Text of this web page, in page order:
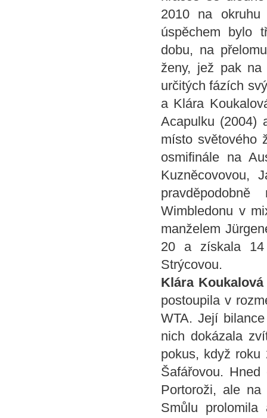
2010 na
úspěchem bylo
dobu, na
ženy, jež pak
určitých fázích
a Klára
Acapulku (2004)
místo světového
osmifinále na
Kuzněcovovou,
Wimbledonu v
manželem
20 a získala 14
Strýcovou.
Klára Koukalová
postoupila v
WTA. Její
nich dokázala
pokus, když roku
Šafářovou.
Portoroži, ale
Smůlu